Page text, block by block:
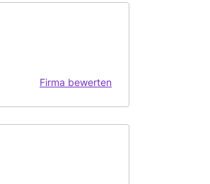
Firma bewerten